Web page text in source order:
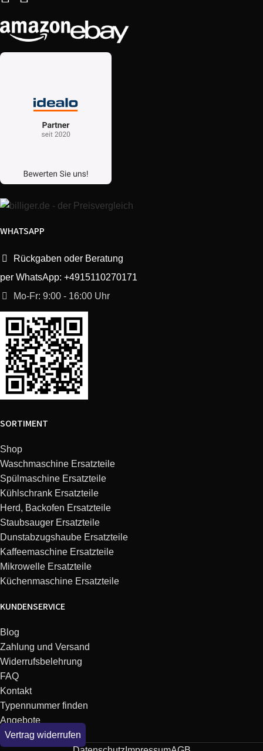
WHATSAPP
Rückgaben oder Beratung
per WhatsApp: +4915110270171
Mo-Fr: 9:00 - 16:00 Uhr
SORTIMENT
Shop
Waschmaschine Ersatzteile
Spülmaschine Ersatzteile
Kühlschrank Ersatzteile
Herd, Backofen Ersatzteile
Staubsauger Ersatzteile
Dunstabzugshaube Ersatzteile
Kaffeemaschine Ersatzteile
Mikrowelle Ersatzteile
Küchenmaschine Ersatzteile
KUNDENSERVICE
Blog
Zahlung und Versand
Widerrufsbelehrung
FAQ
Kontakt
Typennummer finden
Angebote
Vertrag widerrufen